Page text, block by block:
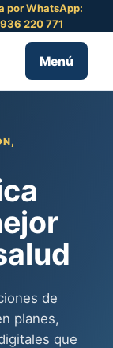
por WhatsApp:
220 771
Menú
de
planes,
que